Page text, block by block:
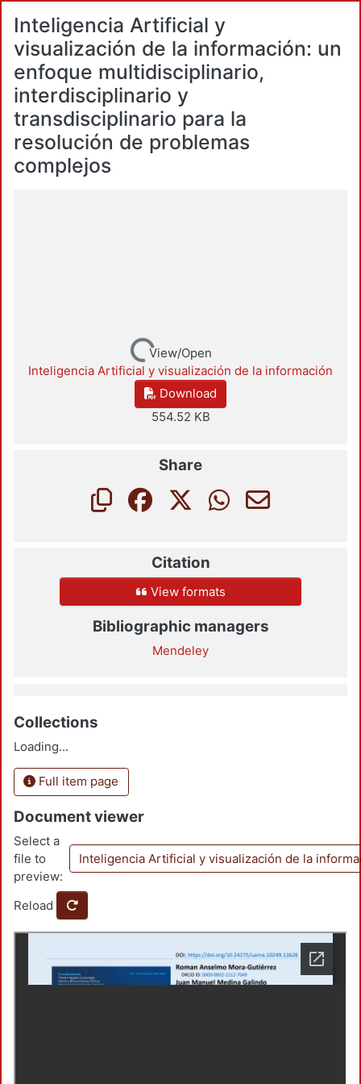
Inteligencia Artificial y
visualización de la información: un
enfoque multidisciplinario,
interdisciplinario y
transdisciplinario para la
resolución de problemas
complejos
Loading...View/Open
Inteligencia Artificial y visualización de la información
Download
554.52 KB
Share
Citation
View formats
Bibliographic managers
Mendeley
Collections
Loading...
Full item page
Document viewer
Select a
file to
preview:
Inteligencia Artificial y visualización de la
Reload